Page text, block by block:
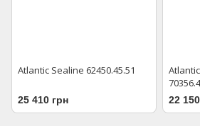
Atlantic Sealine 62450.45.51
25 410 грн 22